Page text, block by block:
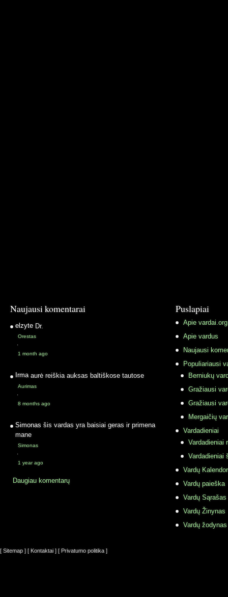
Naujausi komentarai
elzyte Dr.
Orestas
·
1 month ago
Irma aurė reiškia auksas baltiškose tautose
Aurimas
·
8 months ago
Simonas šis vardas yra baisiai geras ir primena
mane
Simonas
·
1 year ago
Daugiau komentarų
Puslapiai
Apie vardai.org
Apie vardus
Naujausi
Populiariausi
Berniukų
Gražiausi
Gražiausi
Mergaičių
Vardadieniai
Vardadieniai
Vardadieniai
Vardų
Vardų paieška
Vardų Sąrašas
Vardų Žinynas
Vardų
[ Sitemap ] [ Kontaktai ] [ Privatumo politika ]